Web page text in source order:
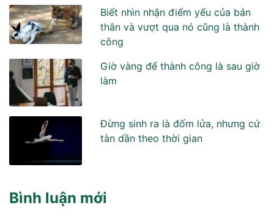
Biết nhìn nhận điểm yếu của bản
thân và vượt qua nó cũng là thành
công
Giờ vàng để thành công là sau giờ
làm
Đừng sinh ra là đốm lửa, nhưng cứ
tàn dần theo thời gian
Bình luận mới